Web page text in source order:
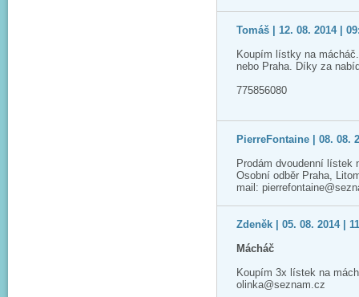
Tomáš | 12. 08. 2014 |
Koupím lístky na
nebo Praha. Díky za
775856080
PierreFontaine | 08. 08.
Prodám dvoudenní lístek
Osobní odběr Praha,
mail:
Zdeněk | 05. 08. 2014 |
Mácháč
Koupím 3x lístek na
olinka@seznam.cz